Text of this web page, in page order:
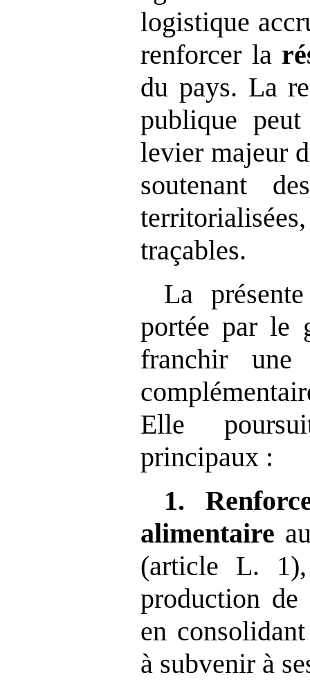
logistique
renforcer la
du pays. La
publique
levier majeur
soutenant
traçables.
La
portée par le
franchir une
Elle
principaux :
1.
alimentaire
(article L.
production
en
à subvenir à